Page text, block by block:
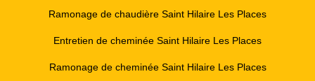
Ramonage de chaudière Saint Hilaire Les Places
Entretien de cheminée Saint Hilaire Les Places
Ramonage de cheminée Saint Hilaire Les Places